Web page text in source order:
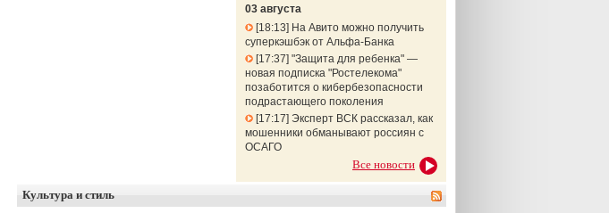
03 августа
18:13
На Авито можно получить
суперкэшбэк от Альфа-Банка
17:37 "Защита для ребенка" —
новая подписка "Ростелекома"
позаботится о кибербезопасности
подрастающего поколения
17:17 Эксперт ВСК рассказал, как
мошенники обманывают россиян с
ОСАГО
Все новости
Культура и стиль